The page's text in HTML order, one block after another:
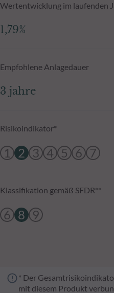
Wertentwicklung im laufenden
1,79%
Empfohlene Anlagedauer
3 jahre
Risikoindikator*
1 2 3 4 5 6 7
Klassifikation gemäß SFDR**
6 8 9
* Der
mit diesem Produkt